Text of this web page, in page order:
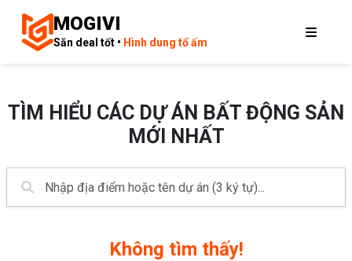
MOGIVI
Săn deal tốt • Hình dung tổ ấm
TÌM HIỂU CÁC DỰ ÁN BẤT ĐỘNG SẢN
MỚI NHẤT
Không tìm thấy!